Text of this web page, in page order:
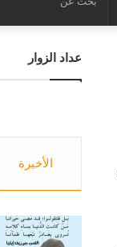
عداد الزوار
الأخيرة